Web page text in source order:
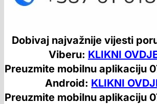
Dobivaj najvažnije vijesti
Viberu: KLIKNI
Preuzmite mobilnu aplikaciju
Android: KLIKNI
Preuzmite mobilnu aplikaciju